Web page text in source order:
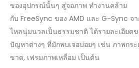
ของอุปกรณ์นั้นๆ สู่จอภาพ ทำงานคล้าย
กับ FreeSync ของ AMD และ G-Sync จา
ไหลนุ่มนวลเป็นธรรมชาติ ได้รายละเอียด
ปัญหาต่างๆ ที่มักพบเจอบ่อยๆ เช่น ภาพกร
ขาด, เฟรมภาพเหลื่อม เป็นต้น